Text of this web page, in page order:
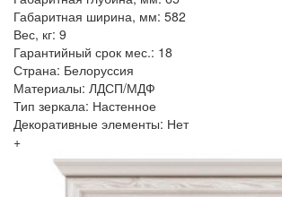
Габаритная ширина, мм: 582
Вес, кг: 9
Гарантийный срок мес.: 18
Страна: Белоруссия
Материалы: ЛДСП/МДФ
Тип зеркала: Настенное
Декоративные элементы: Нет
+